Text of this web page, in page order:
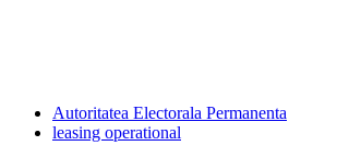
Autoritatea Electorala Permanenta
leasing operational